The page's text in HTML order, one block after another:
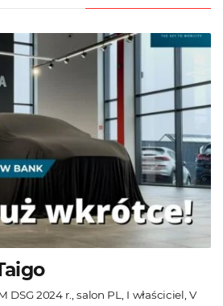
DSG 2024 r., salon PL, I właściciel, V